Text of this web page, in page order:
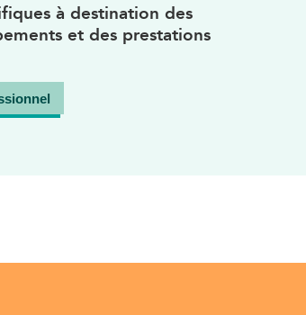
à destination des
et des prestations